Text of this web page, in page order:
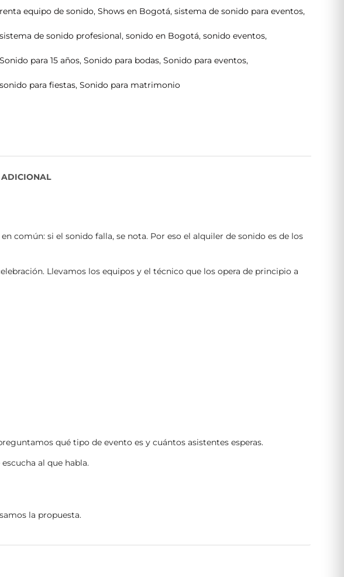
renta equipo de sonido,Shows en Bogotá,sistema de sonido para eventos,
sistema de sonido profesional,sonido en Bogotá,sonido eventos,
Sonido para 15 años,Sonido para bodas,Sonido para eventos,
sonido para fiestas,Sonido para matrimonio
común: si el sonido falla, se nota. Por eso el alquiler de sonido es de los
Llevamos los equipos y el técnico que los opera de principio a
qué tipo de evento es y cuántos asistentes esperas.
al que habla.
la propuesta.